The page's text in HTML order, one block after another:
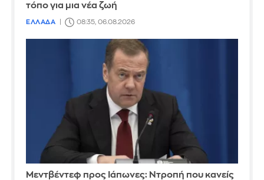
τόπο για μια νέα ζωή
ΕΛΛΑΔΑ 08:35, 06.08.2026
Μεντβέντεφ προς Ιάπωνες: Ντροπή που κανείς